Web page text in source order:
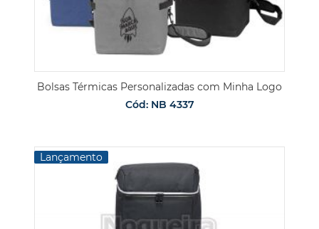
Bolsas Térmicas Personalizadas com Minha Logo
Cód: NB 4337
Lançamento